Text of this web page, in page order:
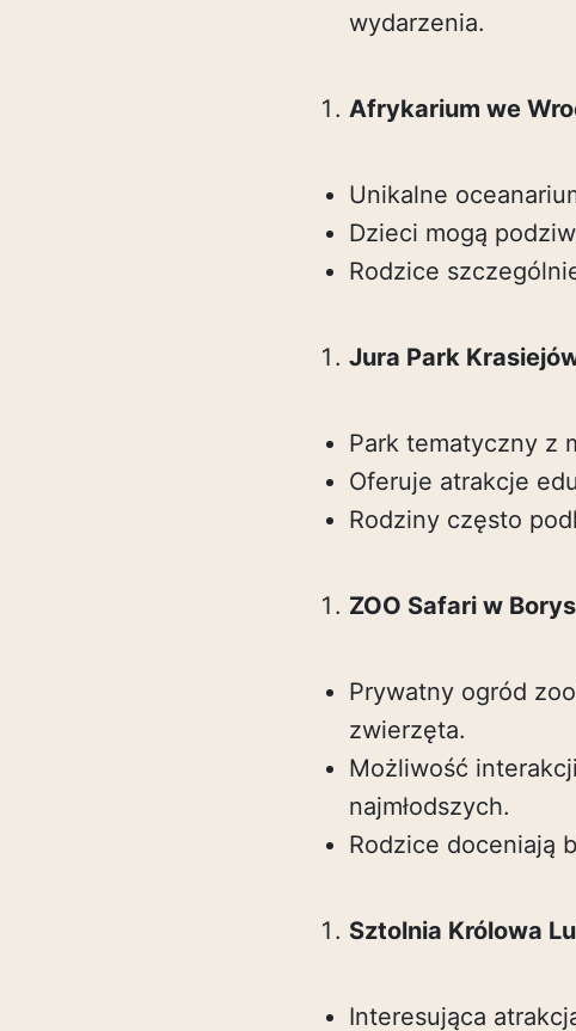
wydarzenia.
Afrykarium we
Unikalne
Dzieci mogą
Rodzice
Jura Park
Park tematyczny z
Oferuje atrakcje
Rodziny często
ZOO Safari w
Prywatny ogród
zwierzęta.
Możliwość
najmłodszych.
Rodzice doceniają
Sztolnia Królowa
Interesująca